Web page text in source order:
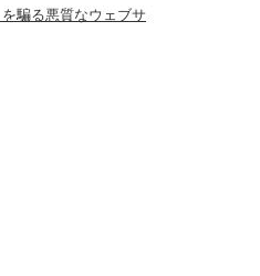
騙る悪質なウェブサ